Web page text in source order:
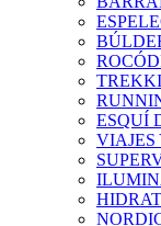
ESQUÍ
VIAJES